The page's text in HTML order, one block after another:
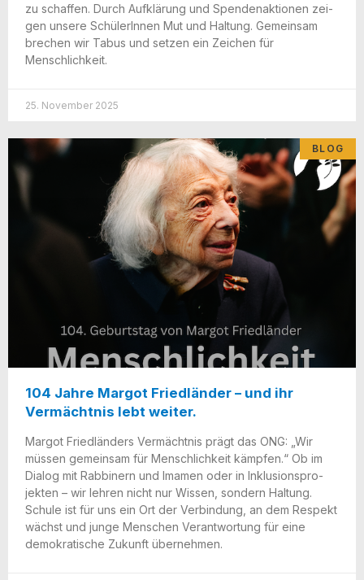
zu schaf­fen. Durch Auf­klä­rung und Spen­den­ak­tio­nen zei­
gen unse­re Schü­le­rIn­nen Mut und Hal­tung. Gemein­sam
bre­chen wir Tabus und set­zen ein Zei­chen für
Menschlichkeit.
25. November 2025
BLOG
104 Jahre Margot Friedländer – und ihr
Vermächtnis lebt weiter.
Mar­got Fried­län­ders Ver­mächt­nis prägt das ONG: „Wir
müs­sen gemein­sam für Mensch­lich­keit kämp­fen.“ Ob im
Dia­log mit Rab­bi­nern und Ima­men oder in Inklu­si­ons­pro­
jek­ten – wir leh­ren nicht nur Wis­sen, son­dern Hal­tung.
Schu­le ist für uns ein Ort der Ver­bin­dung, an dem Respekt
wächst und jun­ge Men­schen Ver­ant­wor­tung für eine
demo­kra­ti­sche Zukunft übernehmen.